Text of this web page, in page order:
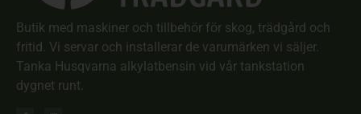
Butik med maskiner och tillbehör för skog, trädgård och
fritid. Vi servar och installerar de varumärken vi säljer.
Tanka Husqvarna alkylatbensin vid vår tankstation
dygnet runt.